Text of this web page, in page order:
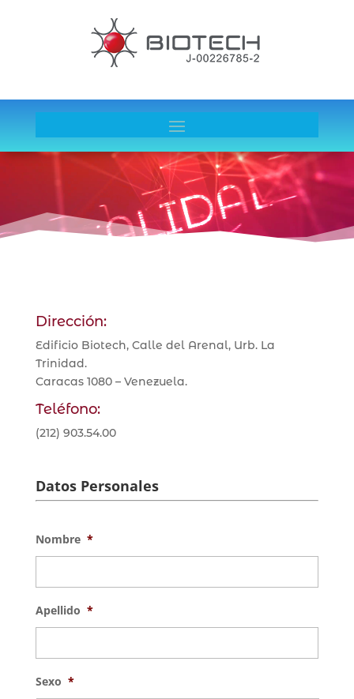
Reproductor
de
vídeo
Dirección:
Edificio Biotech, Calle del Arenal, Urb. La
Trinidad.
Caracas 1080 – Venezuela.
Teléfono:
(212) 903.54.00
Datos Personales
Nombre *
Apellido *
Sexo *